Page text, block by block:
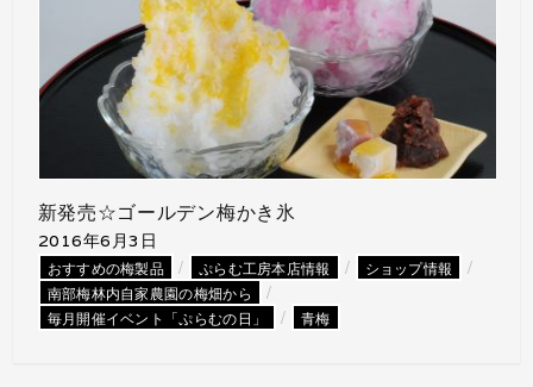
新発売☆ゴールデン梅かき氷
2016年6月3日
おすすめの梅製品 / ぷらむ工房本店情報 / ショップ情報 /
南部梅林内自家農園の梅畑から /
毎月開催イベント「ぷらむの日」 / 青梅